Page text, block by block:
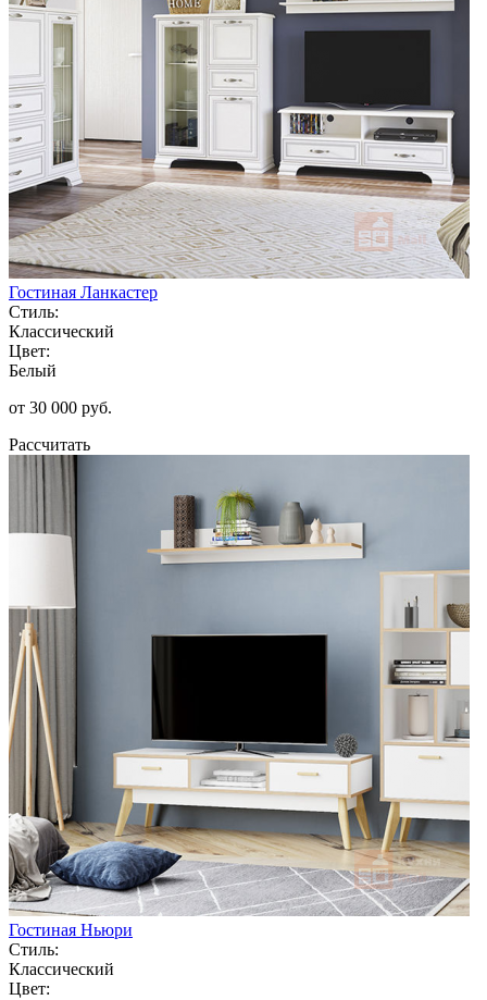
Гостиная Ланкастер
Стиль:
Классический
Цвет:
Белый
от 30 000 руб.
Рассчитать
Гостиная Ньюри
Стиль:
Классический
Цвет: